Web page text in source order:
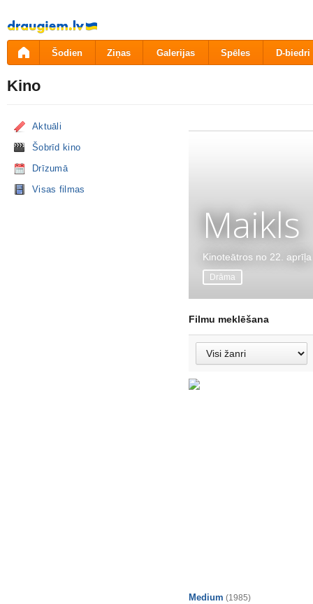
Pāriet
uz
saturu
Šodien Ziņas Galerijas Spēles D-biedri
Kino
Aktuāli
Šobrīd kino
Drīzumā
Visas filmas
Maikls
Kinoteātros no 22. aprīļa
Drāma
Filmu meklēšana
Medium (1985)